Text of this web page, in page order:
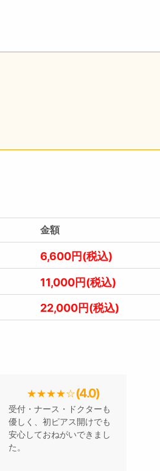
金額
6,600円(税込)
11,000円(税込)
22,000円(税込)
(4.0)
受付・ナース・ドクターも
優しく、初ピアス開けでも
安心しておねがいできまし
た。